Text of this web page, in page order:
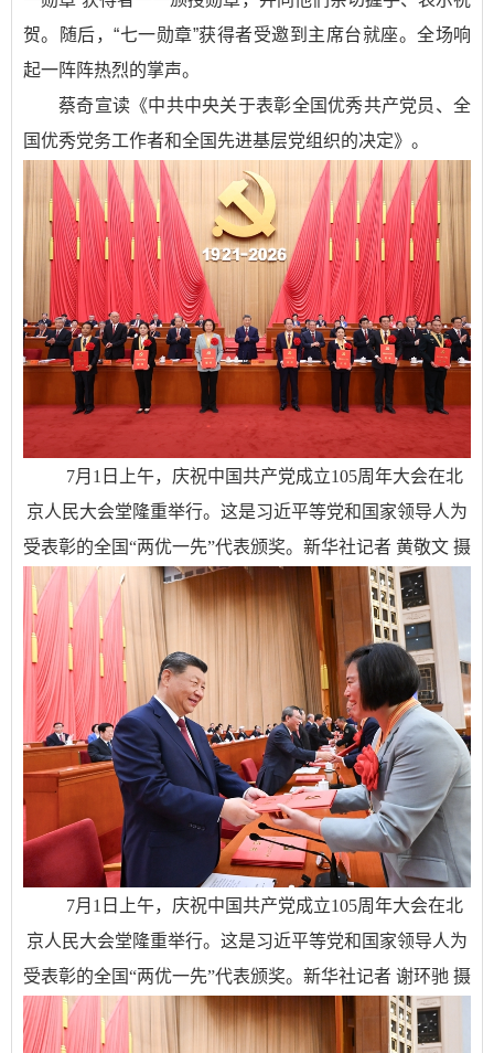
贺。随后，“七一勋章”获得者受邀到主席台就座。全场响
起一阵阵热烈的掌声。
蔡奇宣读《中共中央关于表彰全国优秀共产党员、全
国优秀党务工作者和全国先进基层党组织的决定》。
7月1日上午，庆祝中国共产党成立105周年大会在北
京人民大会堂隆重举行。这是习近平等党和国家领导人为
受表彰的全国“两优一先”代表颁奖。新华社记者 黄敬文 摄
7月1日上午，庆祝中国共产党成立105周年大会在北
京人民大会堂隆重举行。这是习近平等党和国家领导人为
受表彰的全国“两优一先”代表颁奖。新华社记者 谢环驰 摄